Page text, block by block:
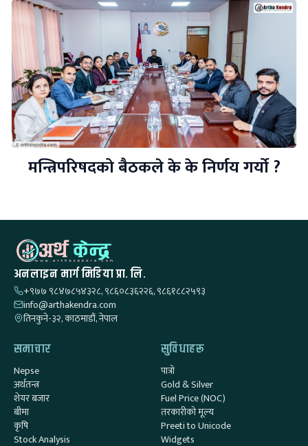
मन्त्रिपरिषदको बैठकले के के निर्णय गर्यो ?
अनलाइन मार्ग मिडिया प्रा. लि.
+९७७ ९८४७८५४३२८, ९८६०८३६२२६, ९८६१८८२५९३
info@arthakendra.com
तिनकुने-३२, काठमाडौं, नेपाल
समाचार
Nepse
अर्थतन्त्र
शेयर बजार
बीमा
कृषि
Stock Analysis
सुविधाहरू
पात्रो
Gold & Silver
Fuel Price (NOC)
तरकारीको मूल्य
Preeti to Unicode
Widgets